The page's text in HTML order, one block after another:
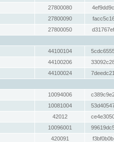
27800080
27800090
27800050
44100104
44100206
44100024
10094006
10081004
42012
10096001
420091